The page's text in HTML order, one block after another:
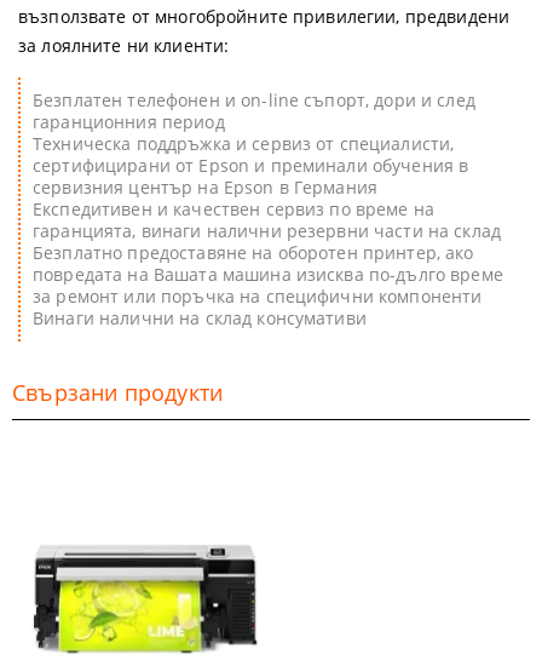
възползвате от многобройните привилегии, предвидени
за лоялните ни клиенти:
Безплатен телефонен и on-line съпорт, дори и след
гаранционния период
Техническа поддръжка и сервиз от специалисти,
сертифицирани от Epson и преминали обучения в
сервизния център на Epson в Германия
Експедитивен и качествен сервиз по време на
гаранцията, винаги налични резервни части на склад
Безплатно предоставяне на оборотен принтер, ако
повредата на Вашата машина изисква по-дълго време
за ремонт или поръчка на специфични компоненти
Винаги налични на склад консумативи
Свързани продукти